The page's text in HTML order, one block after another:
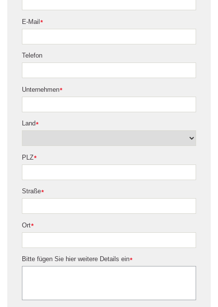
*
E-Mail
Telefon
*
Unternehmen
*
Land
*
PLZ
*
Straße
*
Ort
*
Bitte fügen Sie hier weitere Details ein